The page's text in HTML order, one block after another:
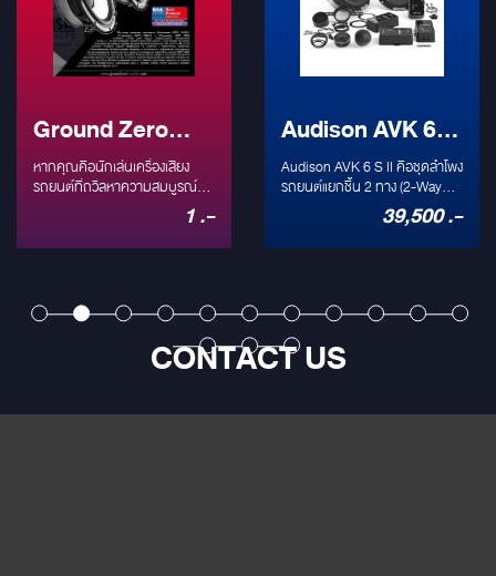
Ground Zero
Plutonium 3-
Ways Series:
ที่สุดแห่งลำโพง 3
End การันตีด้วย
รางวัล EISA
Award ปีล่าสุด
หากคุณคือนักเล่นเครื่องเสียง
รถยนต์ที่ถวิลหาความสมบูรณ์
แบบของเสียงดนตรี (Audiophile)
ชื่อของ Ground Zero แบรนด์ดัง
จากเยอรมนี (German
ทำความรู้จักกับชุดลำโพง 3 ทาง
ระดับท็อปคลาสในตระกูล
Plutonium Series ที่เพิ่งคว้า
รางวัลระดับโลก EISA Award:
1 .-
Audison AVK 6 S
II: ชุดลำโพงแยก
ชิ้น 2 ทาง ระดับ
Hi-Res Audio
ง่ายที่สุด
Audison AVK 6 S II คือชุดลำโพง
รถยนต์แยกชิ้น 2 ทาง (2-Way
Component) ที่ได้รับการรับรอง
Hi-Res Audio โดดเด่นด้วยทวีต
เตอร์ Tetolon ที่ตอบสนอง
Peak มาพร้อมพาสซีฟครอส
โอเวอร์ขนาดกะทัดรัดที่รองรับการ
ต่อแบบ Bi-Amp ออกแบบมาให้
ติดตั้งง่าย (OEM Integration) แต่
39,500 .-
CONTACT US